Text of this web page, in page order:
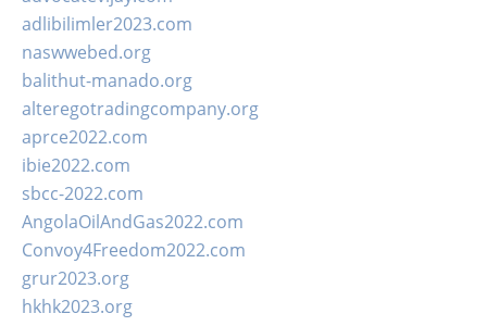
adlibilimler2023.com
naswwebed.org
balithut-manado.org
alteregotradingcompany.org
aprce2022.com
ibie2022.com
sbcc-2022.com
AngolaOilAndGas2022.com
Convoy4Freedom2022.com
grur2023.org
hkhk2023.org